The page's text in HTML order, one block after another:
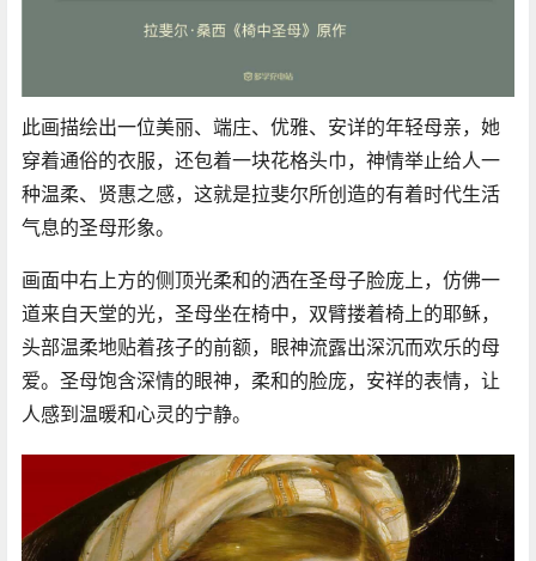
此画描绘出一位美丽、端庄、优雅、安详的年轻母亲，她
穿着通俗的衣服，还包着一块花格头巾，神情举止给人一
种温柔、贤惠之感，这就是拉斐尔所创造的有着时代生活
气息的圣母形象。
画面中右上方的侧顶光柔和的洒在圣母子脸庞上，仿佛一
道来自天堂的光，圣母坐在椅中，双臂搂着椅上的耶稣，
头部温柔地贴着孩子的前额，眼神流露出深沉而欢乐的母
爱。圣母饱含深情的眼神，柔和的脸庞，安祥的表情，让
人感到温暖和心灵的宁静。